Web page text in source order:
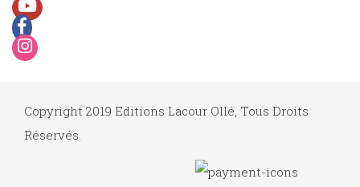
Copyright 2019 Editions Lacour Ollé, Tous Droits
Réservés.